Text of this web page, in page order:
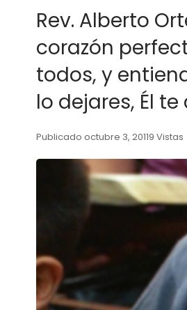
Rev. Alberto
corazón
todos, y
lo dejares, Él
Publicado octubre 3, 20119 Vistas